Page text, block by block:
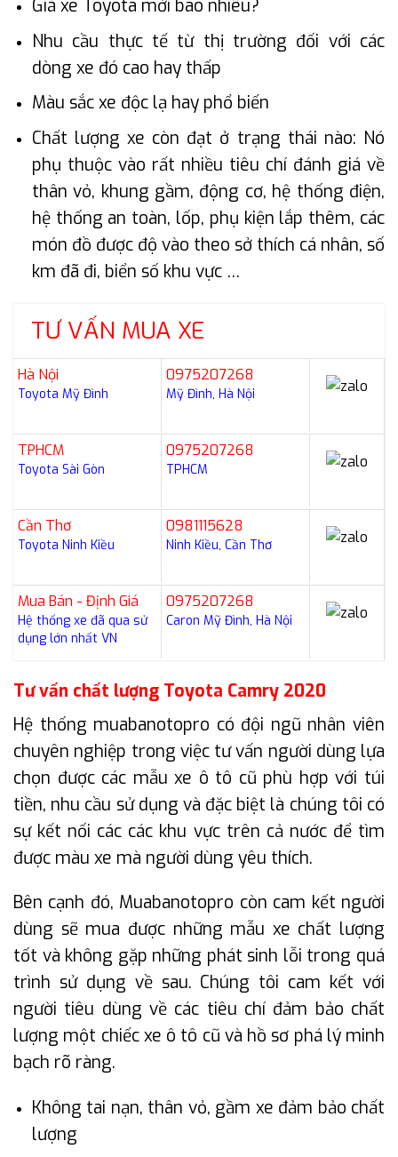
Giá xe Toyota mới bao nhiêu?
Nhu cầu thực tế từ thị trường đối với các
dòng xe đó cao hay thấp
Màu sắc xe độc lạ hay phổ biến
Chất lượng xe còn đạt ở trạng thái nào: Nó
phụ thuộc vào rất nhiều tiêu chí đánh giá về
thân vỏ, khung gầm, động cơ, hệ thống điện,
hệ thống an toàn, lốp, phụ kiện lắp thêm, các
món đồ được độ vào theo sở thích cá nhân, số
km đã đi, biển số khu vực …
TƯ VẤN MUA XE
Hà Nội
Toyota Mỹ Đình
0975207268
Mỹ Đình, Hà Nội
TPHCM
Toyota Sài Gòn
0975207268
TPHCM
Cần Thơ
Toyota Ninh Kiều
0981115628
Ninh Kiều, Cần Thơ
Mua Bán - Định Giá
Hệ thống xe đã qua sử
dụng lớn nhất VN
0975207268
Caron Mỹ Đình, Hà Nội
Tư vấn chất lượng Toyota Camry 2020
Hệ thống muabanotopro có đội ngũ nhân viên
chuyên nghiệp trong việc tư vấn người dùng lựa
chọn được các mẫu xe ô tô cũ phù hợp với túi
tiền, nhu cầu sử dụng và đặc biệt là chúng tôi có
sự kết nối các các khu vực trên cả nước để tìm
được màu xe mà người dùng yêu thích.
Bên cạnh đó, Muabanotopro còn cam kết người
dùng sẽ mua được những mẫu xe chất lượng
tốt và không gặp những phát sinh lỗi trong quá
trình sử dụng về sau. Chúng tôi cam kết với
người tiêu dùng về các tiêu chí đảm bảo chất
lượng một chiếc xe ô tô cũ và hồ sơ phá lý minh
bạch rõ ràng.
Không tai nạn, thân vỏ, gầm xe đảm bảo chất
lượng